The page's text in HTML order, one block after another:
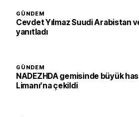
GÜNDEM
Cevdet Yılmaz Suudi Arabistan
yanıtladı
GÜNDEM
NADEZHDA gemisinde büyük
Limanı’na çekildi